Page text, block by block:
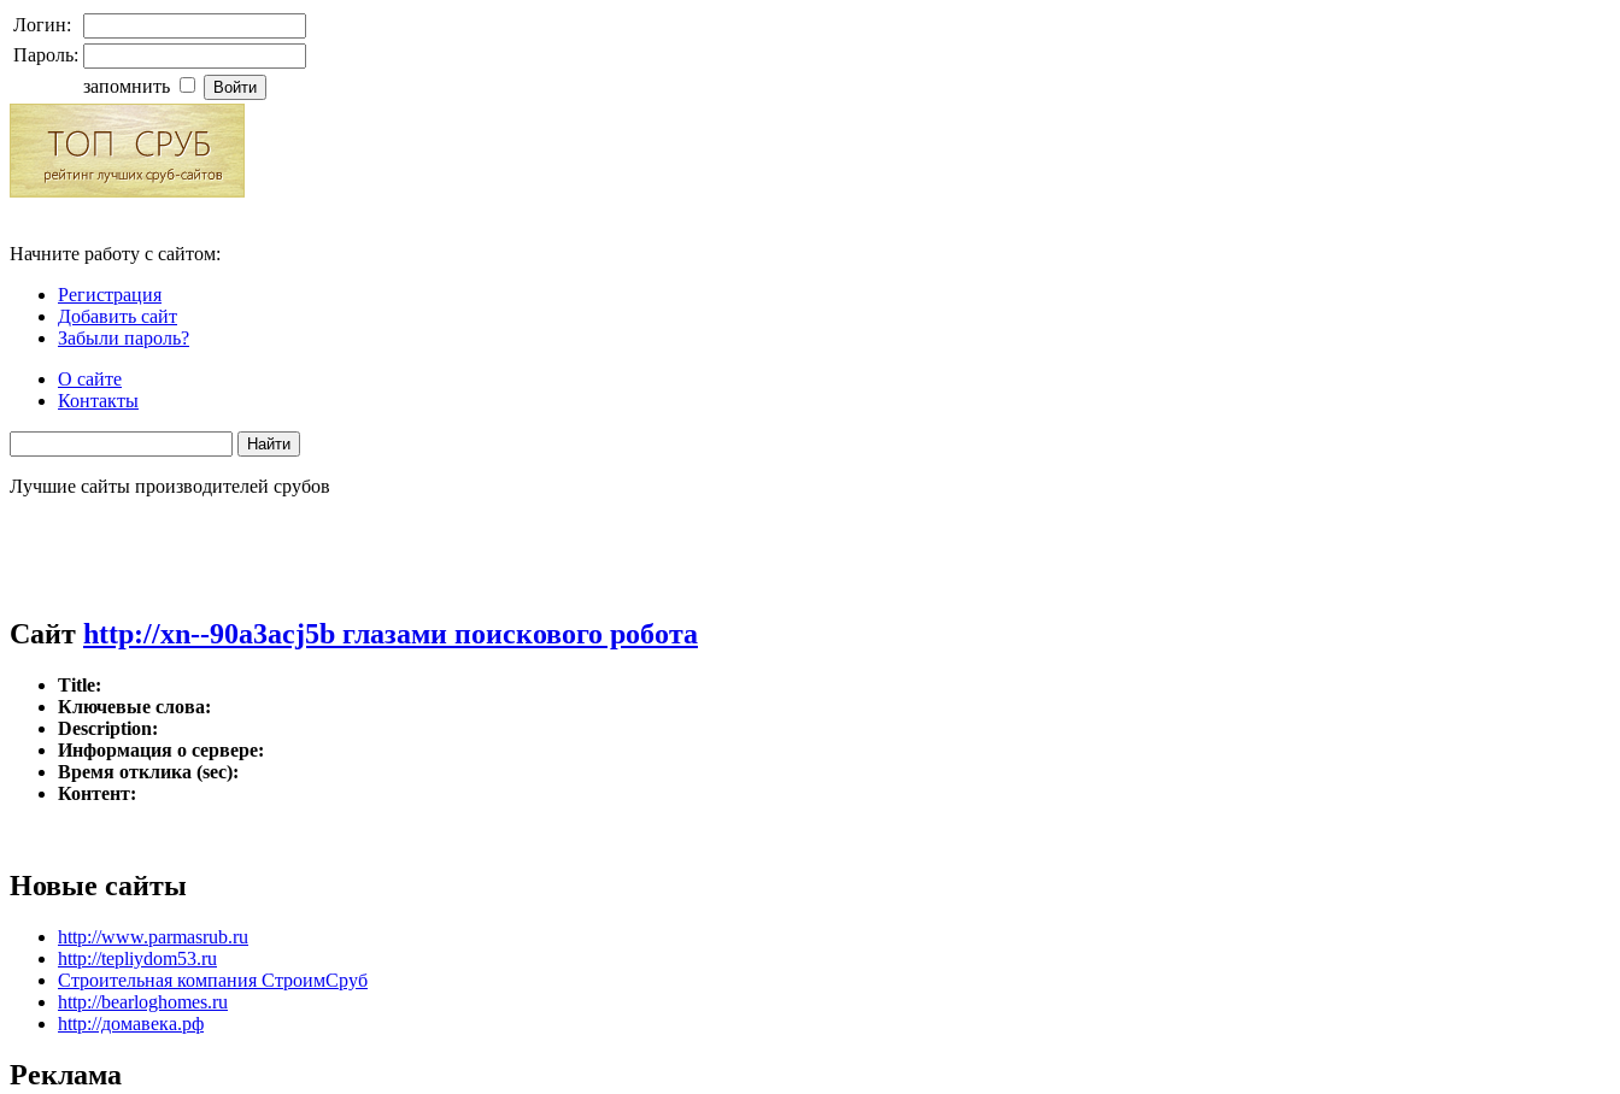
Логин:
Пароль:
запомнить
Начните работу с сайтом:
Регистрация
Добавить сайт
Забыли пароль?
О сайте
Контакты
Лучшие сайты производителей срубов
Сайт http://xn--90a3acj5b глазами поискового робота
Title:
Ключевые слова:
Description:
Информация о сервере:
Время отклика (sec):
Контент:
Новые сайты
http://www.parmasrub.ru
http://tepliydom53.ru
Строительная компания СтроимСруб
http://bearloghomes.ru
http://домавека.рф
Реклама